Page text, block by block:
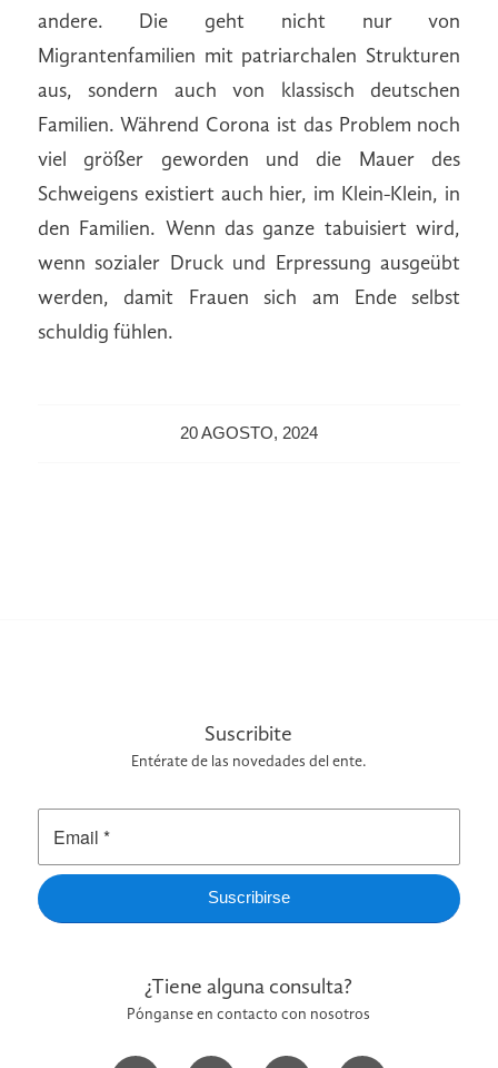
andere. Die geht nicht nur von
Migrantenfamilien mit patriarchalen Strukturen
aus, sondern auch von klassisch deutschen
Familien. Während Corona ist das Problem noch
viel größer geworden und die Mauer des
Schweigens existiert auch hier, im Klein-Klein, in
den Familien. Wenn das ganze tabuisiert wird,
wenn sozialer Druck und Erpressung ausgeübt
werden, damit Frauen sich am Ende selbst
schuldig fühlen.
20 AGOSTO, 2024
Suscribite
Entérate de las novedades del ente.
¿Tiene alguna consulta?
Pónganse en contacto con nosotros